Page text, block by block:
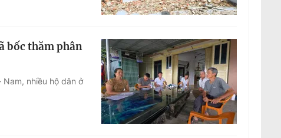
mai
EMagazine
Photo
Infographic
Góc ảnh
Công nghệ
bốc thăm phân
nhiều hộ dân ở